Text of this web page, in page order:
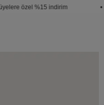
özel %15 indirim